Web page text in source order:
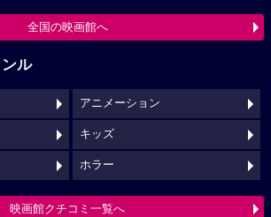
全国の映画館へ
ル
アニメーション
キッズ
ホラー
映画館クチコミ一覧へ